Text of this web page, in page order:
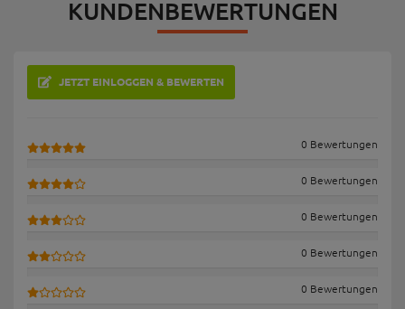
KUNDENBEWERTUNGEN
JETZT EINLOGGEN & BEWERTEN
0 Bewertungen
0 Bewertungen
0 Bewertungen
0 Bewertungen
0 Bewertungen